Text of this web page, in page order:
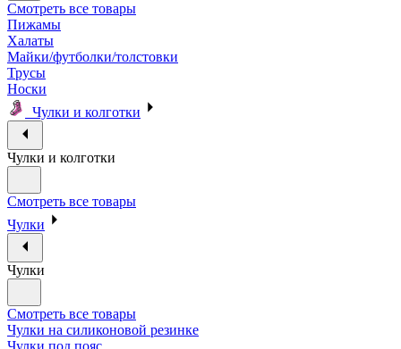
Смотреть все товары
Пижамы
Халаты
Майки/футболки/толстовки
Трусы
Носки
Чулки и колготки
Чулки и колготки
Смотреть все товары
Чулки
Чулки
Смотреть все товары
Чулки на силиконовой резинке
Чулки под пояс